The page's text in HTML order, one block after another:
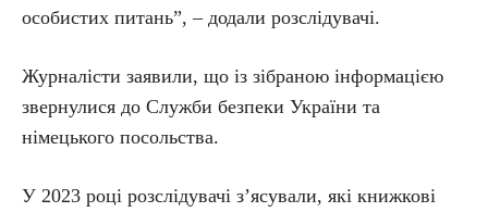
особистих питань”, – додали розслідувачі.
Журналісти заявили, що із зібраною інформацією
звернулися до Служби безпеки України та
німецького посольства.
У 2023 році розслідувачі з’ясували, які книжкові